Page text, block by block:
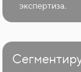
экспертиза.